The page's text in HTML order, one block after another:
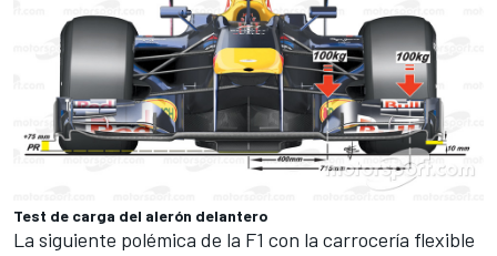
Test de carga del alerón delantero
La siguiente polémica de la F1 con la carrocería flexible